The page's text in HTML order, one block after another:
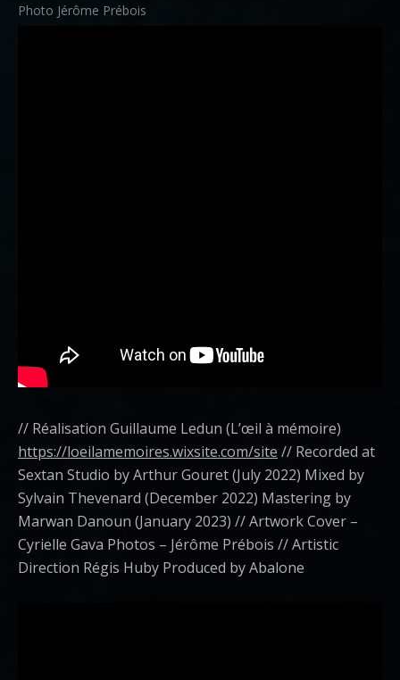
Photo Jérôme Prébois
// Réalisation Guillaume Ledun (L’œil à mémoire)
https://loeilamemoires.wixsite.com/site // Recorded at
Sextan Studio by Arthur Gouret (July 2022) Mixed by
Sylvain Thevenard (December 2022) Mastering by
Marwan Danoun (January 2023) // Artwork Cover –
Cyrielle Gava Photos – Jérôme Prébois // Artistic
Direction Régis Huby Produced by Abalone